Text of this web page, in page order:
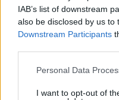
IAB’s list of downstream
also be disclosed by us to
Downstream Participants
Please note that this
not limited to your visit or
Personal Data
I want to opt-out of
Η Smart φοιτητική
03.08.2026, 10:56
σε Bάζει στην Aγορά
26.07.2026, 09:54